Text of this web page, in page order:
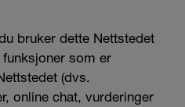
bruker dette Nettstedet
som er
(dvs.
online chat, vurderinger